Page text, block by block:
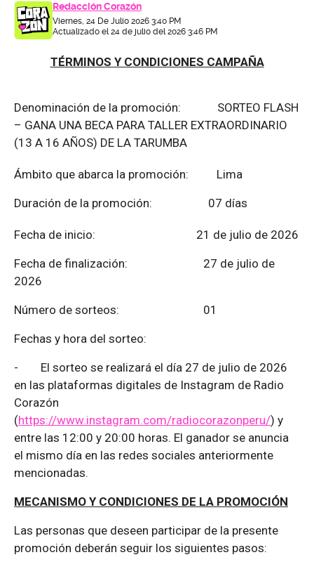
Redacción Corazón
Viernes, 24 De Julio 2026 3:40 PM
Actualizado el 24 de julio del 2026 3:46 PM
TÉRMINOS Y CONDICIONES CAMPAÑA
Denominación de la promoción: SORTEO FLASH
– GANA UNA BECA PARA TALLER EXTRAORDINARIO
(13 A 16 AÑOS) DE LA TARUMBA
Ámbito que abarca la promoción: Lima
Duración de la promoción: 07 días
Fecha de inicio: 21 de julio de 2026
Fecha de finalización:
27 de julio de
2026
Número de sorteos: 01
Fechas y hora del sorteo:
- El sorteo se realizará el día 27 de julio de 2026
en las plataformas digitales de Instagram de Radio
Corazón
(https://www.instagram.com/radiocorazonperu/) y
entre las 12:00 y 20:00 horas. El ganador se anuncia
el mismo día en las redes sociales anteriormente
mencionadas.
MECANISMO Y CONDICIONES DE LA PROMOCIÓN
Las personas que deseen participar de la presente
promoción deberán seguir los siguientes pasos: